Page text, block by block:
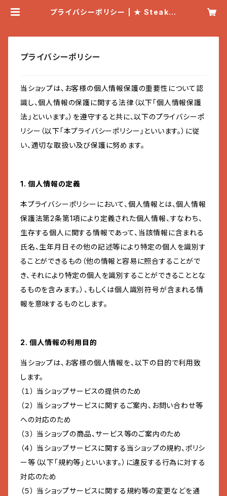
プライバシーポリシー | ★ Steak &
プライバシーポリシー
当ショップは、お客様の個人情報保護の重要性について認
識し、個人情報の保護に関する法律（以下「個人情報保護
法」といいます。）を遵守すると共に、以下のプライバシーポ
リシー（以下「本プライバシーポリシー」といいます。）に従
い、適切な取扱い及び保護に努めます。
1. 個人情報の定義
本プライバシーポリシーにおいて、個人情報とは、個人情報
保護法第2条第1項により定義された個人情報、すなわち、
生存する個人に関する情報であって、当該情報に含まれる
氏名、生年月日その他の記述等により特定の個人を識別す
ることができるもの（他の情報と容易に照合することがで
き、それにより特定の個人を識別することができることとな
るものを含みます。）、もしくは個人識別符号が含まれる情
報を意味するものとします。
2. 個人情報の利用目的
当ショップは、お客様の個人情報を、以下の目的で利用致
します。
（１） 当ショップサービスの提供のため
（２） 当ショップサービスに関するご案内、お問い合わせ等
への対応のため
（３） 当ショップの商品、サービス等のご案内のため
（４） 当ショップサービスに関する当ショップの規約、ポリシ
ー等（以下「規約等」といいます。）に違反する行為に対する
対応のため
（５） 当ショップサービスに関する規約等の変更などを通